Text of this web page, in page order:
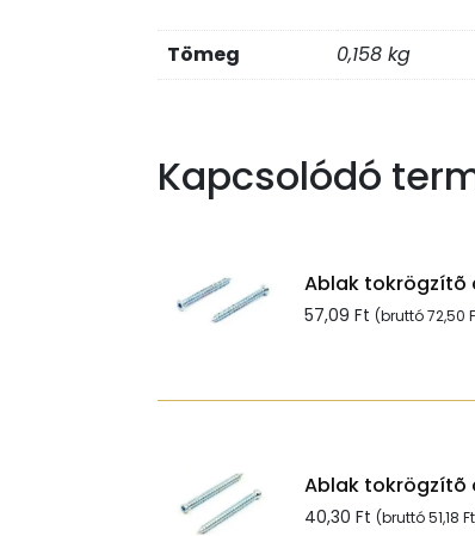
Tömeg 0,158 kg
Kapcsolódó
Ablak tokrögzítõ
57,09 Ft (bruttó72,50
Ablak tokrögzítõ
40,30 Ft (bruttó51,18 Ft